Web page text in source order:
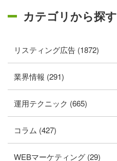
カテゴリから探す
リスティング広告 (1872)
業界情報 (291)
運用テクニック (665)
コラム (427)
WEBマーケティング (29)